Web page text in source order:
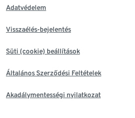
Adatvédelem
Visszaélés-bejelentés
Süti (cookie) beállítások
Általános Szerződési Feltételek
Akadálymentességi nyilatkozat